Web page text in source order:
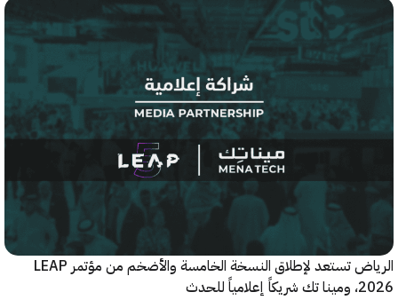
الرياض تستعد لإطلاق النسخة الخامسة والأضخم من مؤتمر LEAP
للحدث